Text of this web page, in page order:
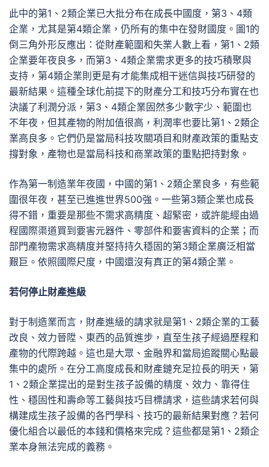
此中的第1、2類企業已大批分布在成長中國度，第3、4類
企業，尤其是第4類企業，仍所有的集中在發財國度。圖1的
倒三角外形反應出：從財產範圍和失業人數上看，第1、2類
企業要年夜良多，而第3、4類企業需求更多的技巧積聚與
支持，第4類企業則更是有才能集成相干迷信與技巧研發的
最新結果。這種全球化前提下的財產分工和技巧分布實在也
決議了利潤分派，第3、4類企業固然多少數字少、範圍也
不年夜，但其產物的附加值很高，利潤率也要比第1、2類企
業高良多。它們仍是當局科技攻關項目和財產政策的重點支
撐對象，產物也是當局科技和商業政策的重點把持對象。
作為第一制造業年夜國，中國的第1、2類企業良多，有些範
圍很年夜，甚至已進進世界500強。一些第3類企業也成長
得不錯，重要是那些不需求高精度、超緊密，或許能經由過
程國際渠道買到要害元器件、零部件和要害資料的企業；而
部門產物需求高精度并堅持持久穩固的第3類企業廣泛相當
艱巨。依照國際尺度，中國還沒有真正的第4類企業。
若何停止財產進級
對于制造業而言，財產進級的請求就是第1、2類企業的工藝
改良、效力晉陞、東西的品質進步，直至生孩子經過歷程和
產物的代際跨越。這也是大眾、金融界和當局追蹤關心點最
集中的處所。在分工高度成長和財產鏈充足拉長的明天，第
1、2類企業提出的是對生孩子設備的精度、效力、靠得住
性、穩固性和壽命等工藝與技巧目標請求，這些請求若何與
構建成生孩子設備的各門學科、技巧的最新結果對應？若何
優化組合以最低的本錢和價格來完成？這些都是第1、2類企
業本身無法完成的義務。